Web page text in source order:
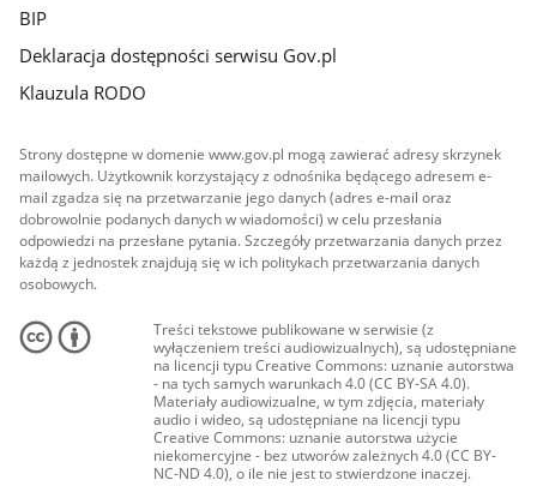
BIP
Deklaracja dostępności serwisu Gov.pl
Klauzula RODO
Strony dostępne w domenie www.gov.pl mogą zawierać adresy skrzynek
mailowych. Użytkownik korzystający z odnośnika będącego adresem e-
mail zgadza się na przetwarzanie jego danych (adres e-mail oraz
dobrowolnie podanych danych w wiadomości) w celu przesłania
odpowiedzi na przesłane pytania. Szczegóły przetwarzania danych przez
każdą z jednostek znajdują się w ich politykach przetwarzania danych
osobowych.
Treści tekstowe publikowane w serwisie (z
wyłączeniem treści audiowizualnych), są udostępniane
na licencji typu Creative Commons: uznanie autorstwa
- na tych samych warunkach 4.0 (CC BY-SA 4.0).
Materiały audiowizualne, w tym zdjęcia, materiały
audio i wideo, są udostępniane na licencji typu
Creative Commons: uznanie autorstwa użycie
niekomercyjne - bez utworów zależnych 4.0 (CC BY-
NC-ND 4.0), o ile nie jest to stwierdzone inaczej.